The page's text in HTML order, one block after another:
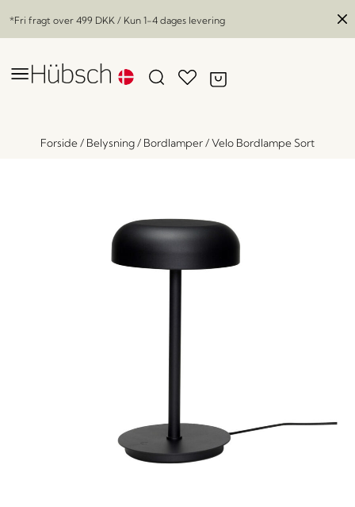
*Fri fragt over 499 DKK / Kun 1-4 dages levering
Forside/ Belysning/ Bordlamper/Velo Bordlampe Sort